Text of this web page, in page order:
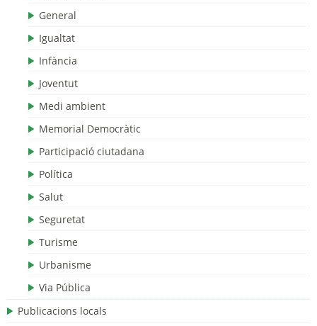
General
Igualtat
Infància
Joventut
Medi ambient
Memorial Democràtic
Participació ciutadana
Política
Salut
Seguretat
Turisme
Urbanisme
Via Pública
Publicacions locals